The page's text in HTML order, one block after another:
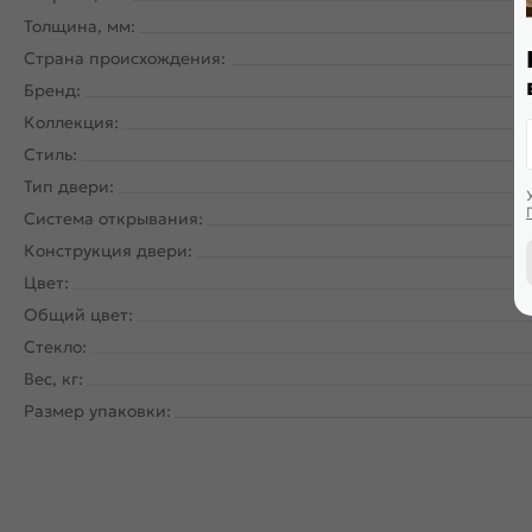
Толщина, мм:
Страна происхождения:
Бренд:
Коллекция:
Стиль:
Тип двери:
Система открывания:
Конструкция двери:
Цвет:
Общий цвет:
Стекло:
Вес, кг:
Размер упаковки: